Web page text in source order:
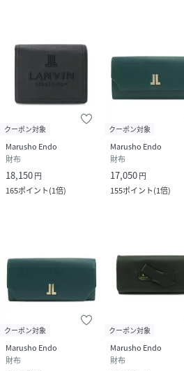
クーポン対象
Marusho Endo
財布
18,150円
165ポイント(1倍)
クーポン対象
Marusho Endo
財布
17,050円
155ポイント(1倍)
クーポン対象
Marusho Endo
財布
クーポン対象
Marusho Endo
財布